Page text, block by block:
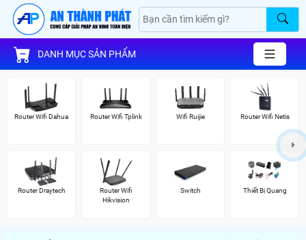
DANH MỤC SẢN PHẨM
Router Wifi Dahua Router Wifi Tplink Wifi Ruijie Router Wifi Netis
Router Draytech
Router Wifi
Hikvision
Switch Thiết Bị Quang